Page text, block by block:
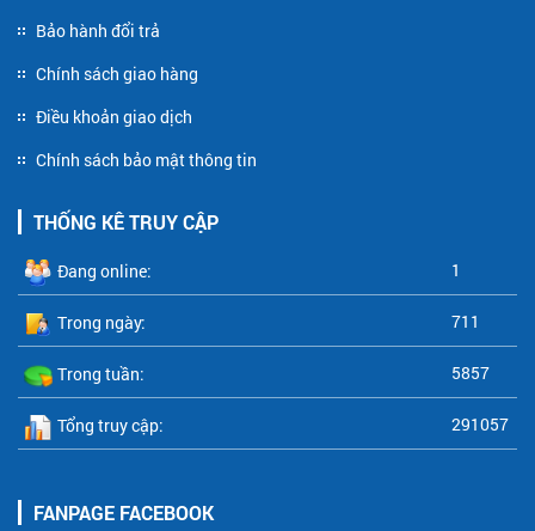
Bảo hành đổi trả
Chính sách giao hàng
Điều khoản giao dịch
Chính sách bảo mật thông tin
THỐNG KÊ TRUY CẬP
Đang online: 1
Trong ngày: 711
Trong tuần: 5857
Tổng truy cập: 291057
FANPAGE FACEBOOK